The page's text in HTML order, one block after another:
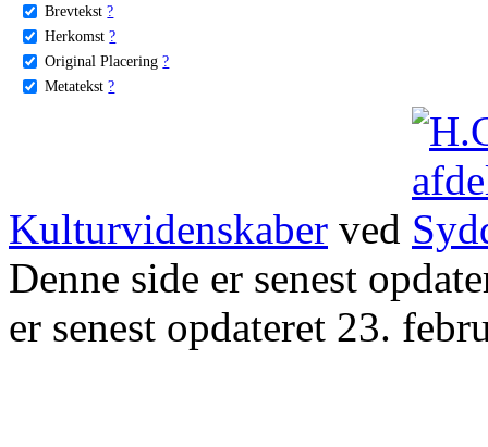
Brevtekst ?
Herkomst ?
Original Placering ?
Metatekst ?
Kulturvidenskaber ved
Denne side er senest
er senest opdateret 23.